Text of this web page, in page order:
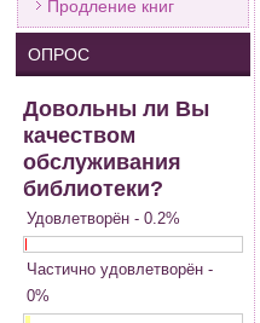
Продление книг
ОПРОС
Довольны ли Вы
качеством
обслуживания
библиотеки?
Удовлетворён - 0.2%
Частично удовлетворён -
0%